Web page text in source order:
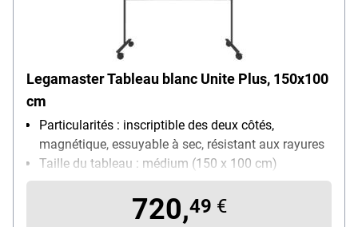
Legamaster Tableau blanc Unite Plus, 150x100
cm
Particularités : inscriptible des deux côtés,
magnétique, essuyable à sec, résistant aux rayures
Taille du tableau : médium (150 x 100 cm)
Utilisation : utilisation quotidienne
720,49 €